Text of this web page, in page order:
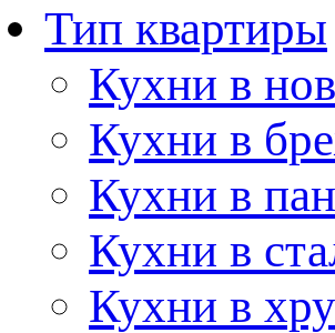
Тип квартиры
Кухни в
Кухни в
Кухни в
Кухни в
Кухни в